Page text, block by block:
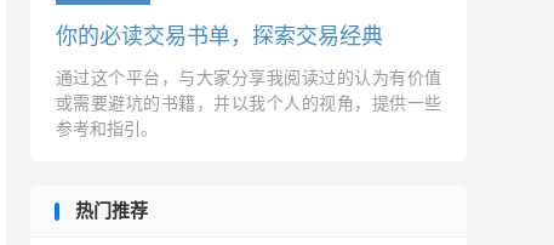
你的必读交易书单，探索交易经典
通过这个平台，与大家分享我阅读过的认为有价值
或需要避坑的书籍，并以我个人的视角，提供一些
参考和指引。
热门推荐